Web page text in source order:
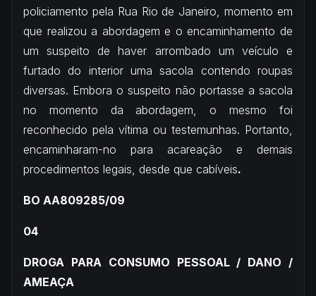
policiamento pela Rua Rio de Janeiro, momento em
que realizou a abordagem e o encaminhamento de
um suspeito de haver arrombado um veículo e
furtado do interior uma sacola contendo roupas
diversas. Embora o suspeito não portasse a sacola
no momento da abordagem, o mesmo foi
reconhecido pela vítima ou testemunhas. Portanto,
encaminharam-no para acareação e demais
procedimentos legais, desde que cabíveis.
BO AA809285/09
04
DROGA PARA CONSUMO PESSOAL / DANO /
AMEAÇA